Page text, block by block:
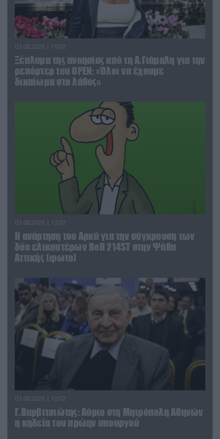
03.08.2026 | 19:02
Ξέπλυμα της ανοησίας από τη Α.Γιάμαλη για την
ρεπόρτερ του ΟΡΕΝ: «Όλοι να έχουμε
δικαίωμα στο λάθος»
03.08.2026 | 12:02
Η ανάρτηση του Αρκά για την σύγκρουση των
δύο ελικοπτέρων Bell 214ST στην Ψάθα
Αττικής (φωτο)
03.08.2026 | 12:02
Γ.Βαρβιτσιώτης: Aύριο στη Μητρόπολη Αθηνών
η κηδεία του πρώην υπουργού